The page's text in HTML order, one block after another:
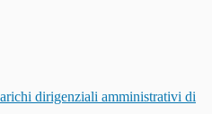
dirigenziali amministrativi di